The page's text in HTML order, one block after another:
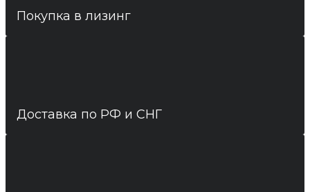
Покупка в лизинг
Доставка по РФ и СНГ